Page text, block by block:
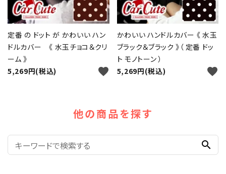
定番 の ドット が かわいい ハン
ドルカバー 《 水玉チョコ＆クリ
ーム 》
5,269円(税込)
favorite
かわいい ハンドルカバー 《 水玉
ブラック＆ブラック 》（ 定番 ドッ
ト モノトーン ）
5,269円(税込)
favorite
他の商品を探す
search